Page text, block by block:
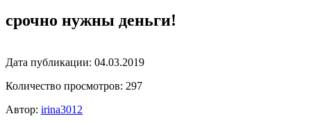
срочно нужны деньги!
Дата публикации: 04.03.2019
Количество просмотров: 297
Автор: irina3012